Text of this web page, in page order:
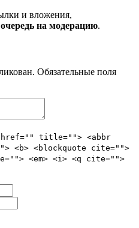
и вложения,
на модерацию.
Обязательные поля
href="" title=""> <abbr
<b> <blockquote cite="">
<em> <i> <q cite="">